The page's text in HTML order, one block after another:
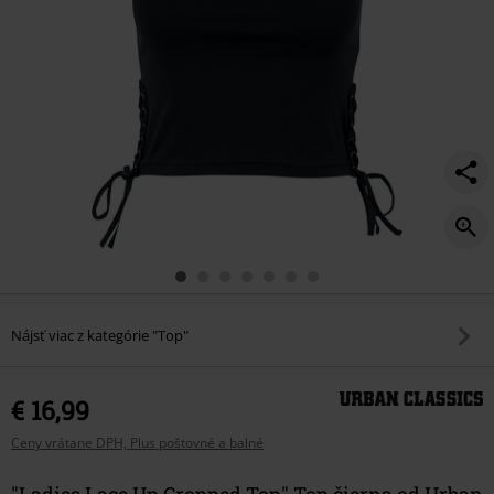
Nájsť viac z kategórie "Top"
€ 16,99
Ceny vrátane DPH, Plus poštovné a balné